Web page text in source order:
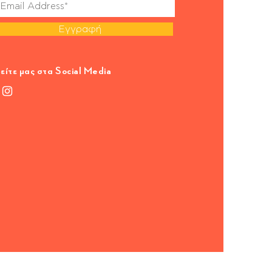
Εγγραφή
μας στα Social Media